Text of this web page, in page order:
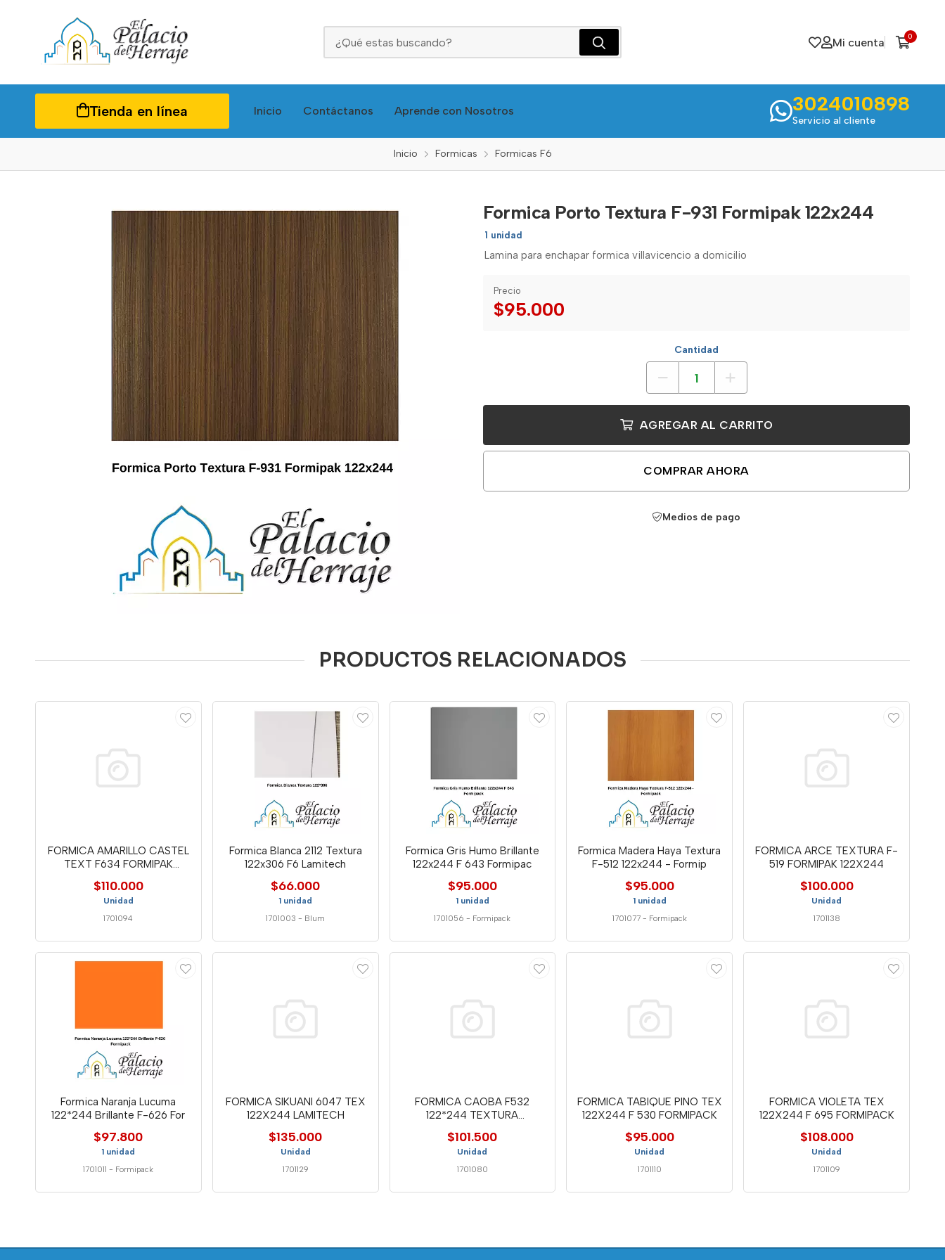
Mi cuenta 0
Tienda en línea Inicio Contáctanos Aprende con Nosotros 3024010898
Servicio al cliente
Inicio Formicas Formicas F6
Formica Porto Textura F-931 Formipak 122x244
1 unidad
Lamina para enchapar formica villavicencio a domicilio
Precio
$95.000
Cantidad
AGREGAR AL CARRITO
COMPRAR AHORA
Medios de pago
PRODUCTOS RELACIONADOS
FORMICA AMARILLO CASTEL
TEXT F634 FORMIPAK
122X244
$110.000
Unidad
1701094
Formica Blanca 2112 Textura
122x306 F6 Lamitech
$66.000
1 unidad
1701003 - Blum
Formica Gris Humo Brillante
122x244 F 643 Formipac
$95.000
1 unidad
1701056 - Formipack
Formica Madera Haya Textura
F-512 122x244 - Formip
$95.000
1 unidad
1701077 - Formipack
FORMICA ARCE TEXTURA F-
519 FORMIPAK 122X244
$100.000
Unidad
1701138
Formica Naranja Lucuma
122*244 Brillante F-626 For
$97.800
1 unidad
1701011 - Formipack
FORMICA SIKUANI 6047 TEX
122X244 LAMITECH
$135.000
Unidad
1701129
FORMICA CAOBA F532
122*244 TEXTURA
FORMIPACK
$101.500
Unidad
1701080
FORMICA TABIQUE PINO TEX
122X244 F 530 FORMIPACK
$95.000
Unidad
1701110
FORMICA VIOLETA TEX
122X244 F 695 FORMIPACK
$108.000
Unidad
1701109